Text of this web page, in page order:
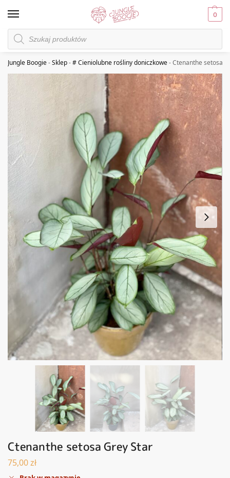
0
Jungle Boogie-Sklep-# Cieniolubne rośliny doniczkowe-Ctenanthe setosa
Ctenanthe setosa Grey Star
75,00zł